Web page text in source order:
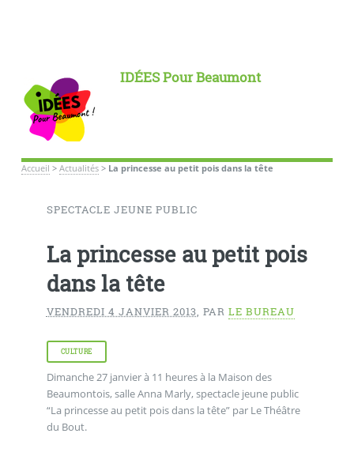
IDÉES Pour Beaumont
Accueil > Actualités> La princesse au petit pois dans la tête
SPECTACLE JEUNE PUBLIC
La princesse au petit pois
dans la tête
VENDREDI 4 JANVIER 2013, PAR LE BUREAU
CULTURE
Dimanche 27 janvier à 11 heures à la Maison des
Beaumontois, salle Anna Marly, spectacle jeune public
“La princesse au petit pois dans la tête” par Le Théâtre
du Bout.